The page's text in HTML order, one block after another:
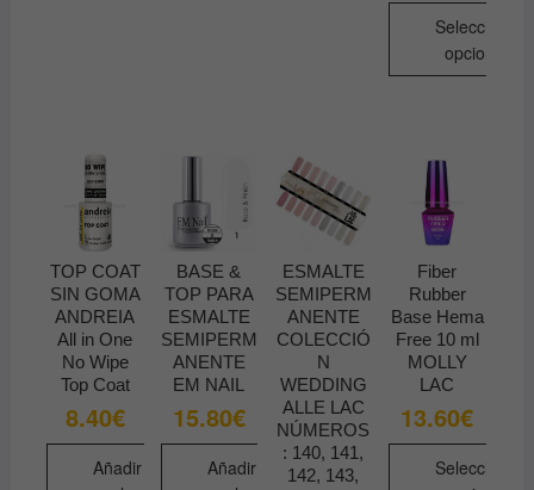
elegir
en
página
de
producto
Seleccionar
opciones
múltiples
variantes.
Las
se
pueden
elegir
en
la
página
de
TOP COAT
SIN GOMA
ANDREIA
All in One
No Wipe
Top Coat
8.40€
Añadir
BASE &
TOP PARA
ESMALTE
SEMIPERM
ANENTE
EM NAIL
15.80€
Añadir
ESMALTE
SEMIPERM
ANENTE
COLECCIÓ
N
WEDDING
ALLE LAC
NÚMEROS
: 140, 141,
142, 143,
Fiber
Rubber
Base Hema
Free 10 ml
MOLLY
LAC
13.60€
Seleccionar